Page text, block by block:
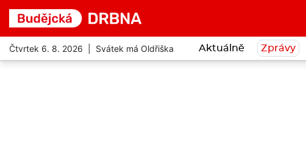
Čtvrtek 6. 8. 2026 | Svátek má Oldřiška Aktuálně Zprávy